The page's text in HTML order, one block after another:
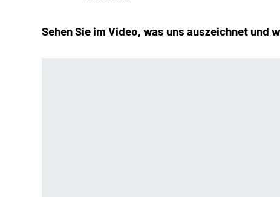
Sehen Sie im Video, was uns auszeichnet und